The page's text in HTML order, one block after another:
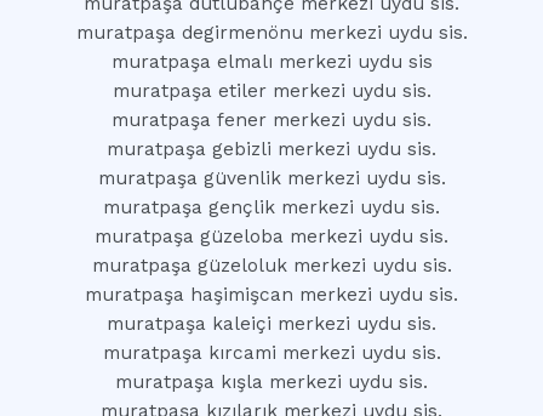
muratpaşa degirmenönu merkezi uydu sis.
muratpaşa elmalı merkezi uydu sis
muratpaşa etiler merkezi uydu sis.
muratpaşa fener merkezi uydu sis.
muratpaşa gebizli merkezi uydu sis.
muratpaşa güvenlik merkezi uydu sis.
muratpaşa gençlik merkezi uydu sis.
muratpaşa güzeloba merkezi uydu sis.
muratpaşa güzeloluk merkezi uydu sis.
muratpaşa haşimişcan merkezi uydu sis.
muratpaşa kaleiçi merkezi uydu sis.
muratpaşa kırcami merkezi uydu sis.
muratpaşa kışla merkezi uydu sis.
muratpaşa kızılarık merkezi uydu sis.